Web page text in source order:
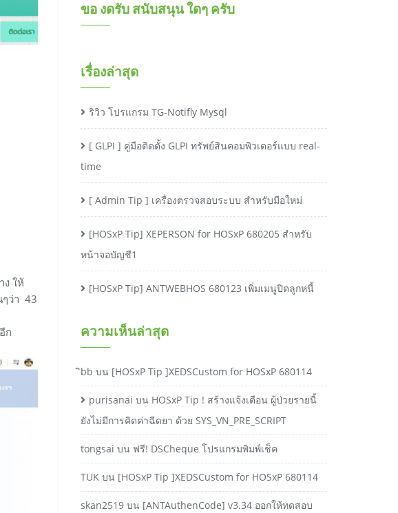
ง ให้
ๆว่า 43
ก
ขอ งดรับ สนับสนุน ใดๆ ครับ
เรื่องล่าสุด
ริวิว โปรแกรม TG-Notifly Mysql
[ GLPI ] คู่มือติดตั้ง GLPI ทรัพย์สินคอมพิวเตอร์แบบ real-
time
[ Admin Tip ] เครื่องตรวจสอบระบบ สำหรับมือใหม่
[HOSxP Tip] XEPERSON for HOSxP 680205 สำหรับ
หน้าจอบัญชี1
[HOSxP Tip] ANTWEBHOS 680123 เพิ่มเมนูปิดลูกหนี้
ความเห็นล่าสุด
ิbb บน [HOSxP Tip ]XEDSCustom for HOSxP 680114
purisanai บน HOSxP Tip ! สร้างแจ้งเตือน ผู้ป่วยรายนี้
ยังไม่มีการคิดค่าฉีดยา ด้วย SYS_VN_PRE_SCRIPT
tongsai บน ฟรี! DSCheque โปรแกรมพิมพ์เช็ค
TUK บน [HOSxP Tip ]XEDSCustom for HOSxP 680114
skan2519 บน [ANTAuthenCode] v3.34 ออกให้ทดสอบ